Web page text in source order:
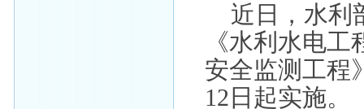
近日，水利
《水利水电
安全监测工程
12日起实施。